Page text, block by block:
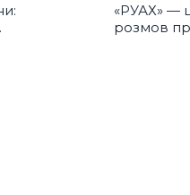
«РУАХ» —
розмов